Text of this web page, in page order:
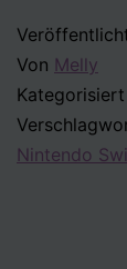
Von Melly
Nintendo